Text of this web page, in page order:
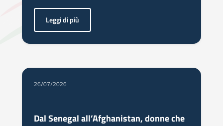
Leggi di più
<p>Come Italia ed Egitto stanno costruendo il futuro
26/07/2026
Dal Senegal all’Afghanistan, donne che